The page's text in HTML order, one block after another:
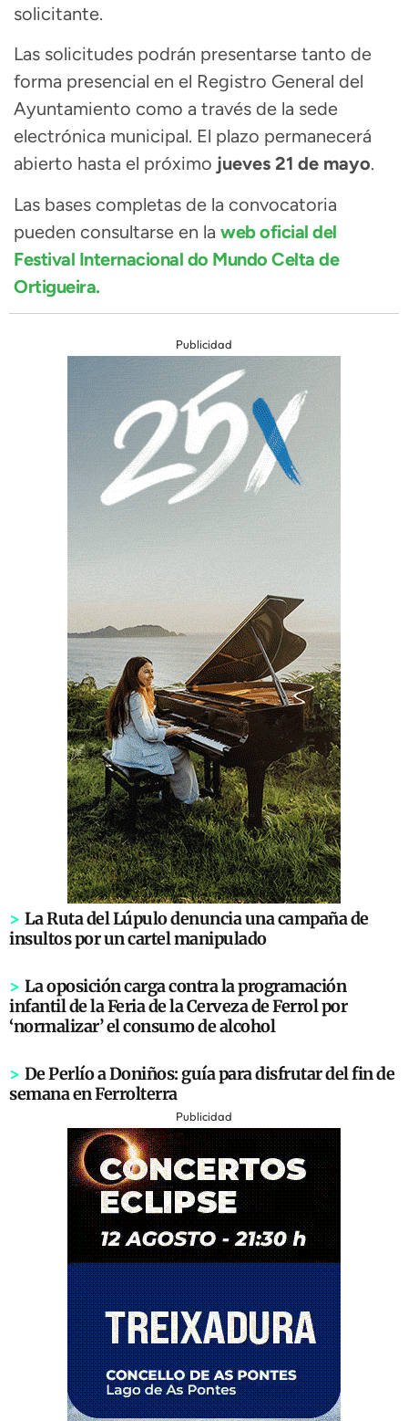
solicitante.
Las solicitudes podrán presentarse tanto de
forma presencial en el Registro General del
Ayuntamiento como a través de la sede
electrónica municipal. El plazo permanecerá
abierto hasta el próximo jueves 21 de mayo.
Las bases completas de la convocatoria
pueden consultarse en la web oficial del
Festival Internacional do Mundo Celta de
Ortigueira.
Publicidad
> La Ruta del Lúpulo denuncia una campaña de
insultos por un cartel manipulado
> La oposición carga contra la programación
infantil de la Feria de la Cerveza de Ferrol por
‘normalizar’ el consumo de alcohol
> De Perlío a Doniños: guía para disfrutar del fin de
semana en Ferrolterra
Publicidad